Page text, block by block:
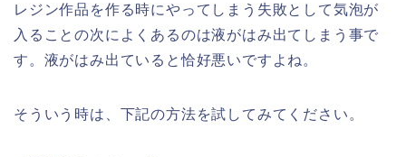
レジン作品を作る時にやってしまう失敗として気泡が
入ることの次によくあるのは液がはみ出てしまう事で
す。液がはみ出ていると恰好悪いですよね。
そういう時は、下記の方法を試してみてください。